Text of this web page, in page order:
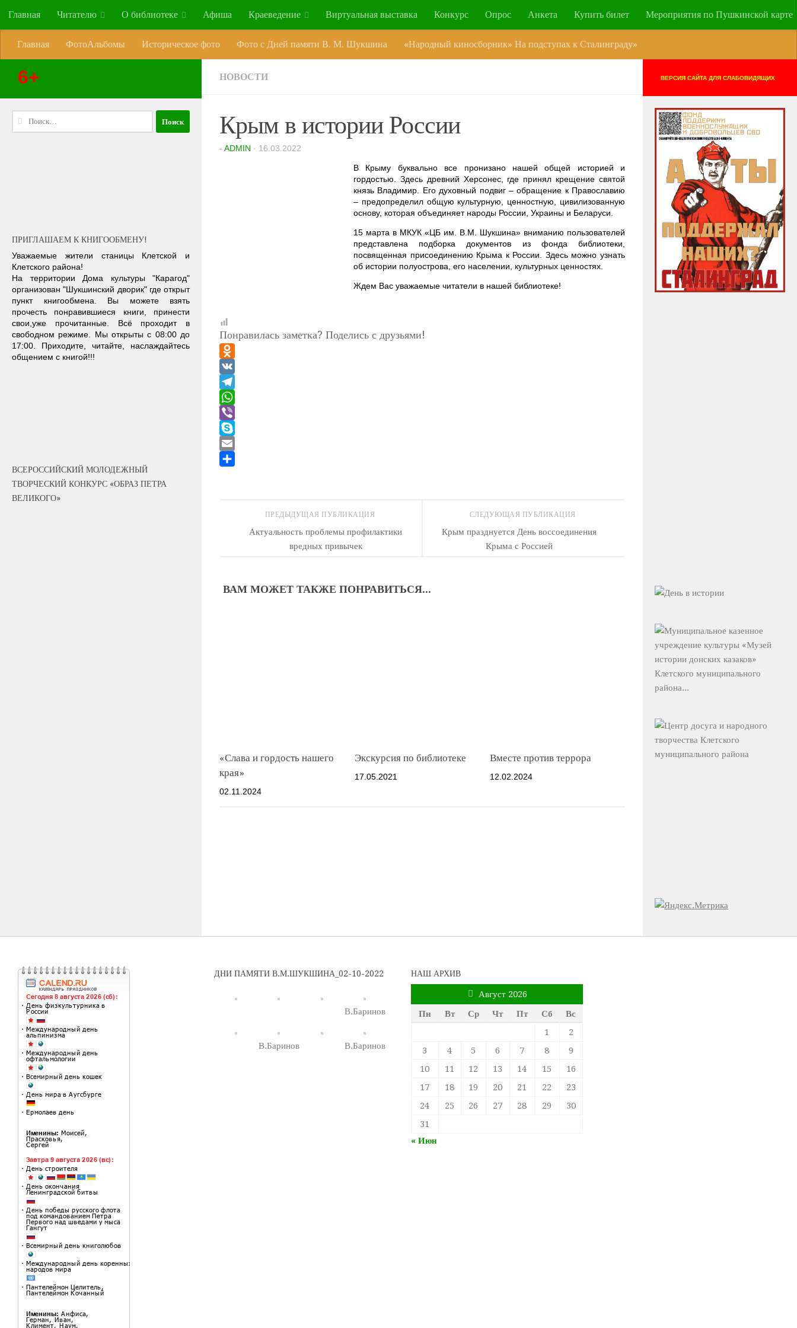
Перейти к содержимому
Главная Читателю О библиотеке Афиша Краеведение Виртуальная выставка Конкурс Опрос Анкета Купить билет Мероприятия по Пушкинской карте
Главная ФотоАльбомы Историческое фото Фото с Дней памяти В. М. Шукшина «Народный киносборник» На подступах к Сталинграду»
НОВОСТИ
Крым в истории России
- ADMIN · 16.03.2022
В Крыму буквально все пронизано нашей общей историей и
гордостью. Здесь древний Херсонес, где принял крещение святой
князь Владимир. Его духовный подвиг – обращение к Православию
– предопределил общую культурную, ценностную, цивилизованную
основу, которая объединяет народы России, Украины и Беларуси.
15 марта в МКУК «ЦБ им. В.М. Шукшина» вниманию пользователей
представлена подборка документов из фонда библиотеки,
посвященная присоединению Крыма к России. Здесь можно узнать
об истории полуострова, его населении, культурных ценностях.
Ждем Вас уважаемые читатели в нашей библиотеке!
Понравилась заметка? Поделись с друзьями!
Odnoklassniki
VK
Telegram
WhatsApp
Viber
Skype
Email
СЛЕДУЮЩАЯ ПУБЛИКАЦИЯ
Крым​ празднуется​ День воссоединения
Крыма с Россией
ПРЕДЫДУЩАЯ ПУБЛИКАЦИЯ
Актуальность проблемы профилактики
вредных привычек
ВАМ МОЖЕТ ТАКЖЕ ПОНРАВИТЬСЯ...
«Слава и гордость нашего
края»
02.11.2024
Экскурсия по библиотеке
17.05.2021
Вместе против террора
12.02.2024
6+
Найти:
ПРИГЛАШАЕМ К КНИГООБМЕНУ!
Уважаемые жители станицы Клетской и
Клетского района!
На территории Дома культуры "Карагод"
организован "Шукшинский дворик" где открыт
пункт книгообмена. Вы можете взять
прочесть понравившиеся книги, принести
свои,уже прочитанные. Всё проходит в
свободном режиме. Мы открыты с 08:00 до
17:00. Приходите, читайте, наслаждайтесь
общением с книгой!!!
ВСЕРОССИЙСКИЙ МОЛОДЕЖНЫЙ
ТВОРЧЕСКИЙ КОНКУРС «ОБРАЗ ПЕТРА
ВЕЛИКОГО»
ВЕРСИЯ САЙТА ДЛЯ СЛАБОВИДЯЩИХ
ДНИ ПАМЯТИ В.М.ШУКШИНА_02-10-2022
В.Баринов
В.Баринов В.Баринов
НАШ АРХИВ
Август 2026
Пн
Вт Ср Чт Пт Сб
Вс
1
2
3
4 5 6 7 8
9
10
11 12 13 14 15
16
17
18 19 20 21 22
23
24
25 26 27 28 29
30
31
« Июн